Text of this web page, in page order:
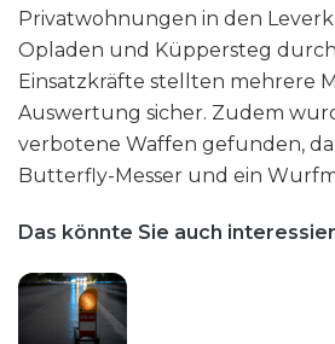
Privatwohnungen in den
Opladen und Küppersteg
Einsatzkräfte stellten mehrere
Auswertung sicher. Zudem
verbotene Waffen gefunden,
Butterfly-Messer und ein
Das könnte Sie auch